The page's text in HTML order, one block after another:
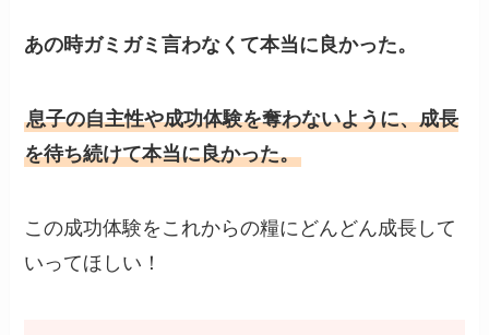
あの時ガミガミ言わなくて本当に良かった。
息子の自主性や成功体験を奪わないように、成長
を待ち続けて本当に良かった。
この成功体験をこれからの糧にどんどん成長して
いってほしい！